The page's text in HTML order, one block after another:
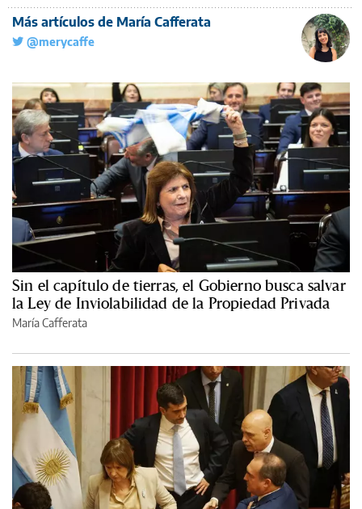
Más artículos de María Cafferata
@merycaffe
Sin el capítulo de tierras, el Gobierno busca salvar
la Ley de Inviolabilidad de la Propiedad Privada
María Cafferata